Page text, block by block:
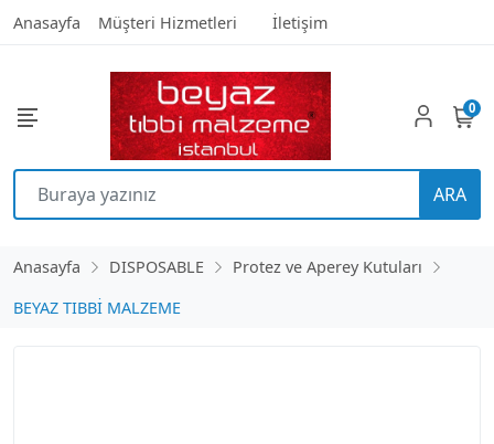
Anasayfa Müşteri Hizmetleri İletişim
ARA
0
Anasayfa DISPOSABLE
Protez ve Aperey Kutuları
BEYAZ TIBBİ MALZEME